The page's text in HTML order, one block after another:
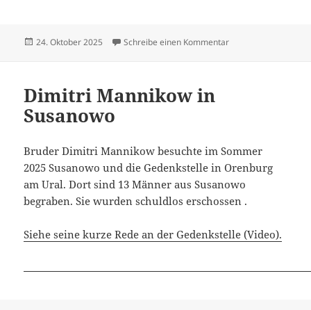
Veröffentlicht
24. Oktober 2025 Schreibe einen Kommentarzu Hildebrandt
Dimitri Mannikow in
Susanowo
Bruder Dimitri Mannikow besuchte im Sommer
2025 Susanowo und die Gedenkstelle in Orenburg
am Ural. Dort sind 13 Männer aus Susanowo
begraben. Sie wurden schuldlos erschossen .
Siehe seine kurze Rede an der Gedenkstelle (Video).